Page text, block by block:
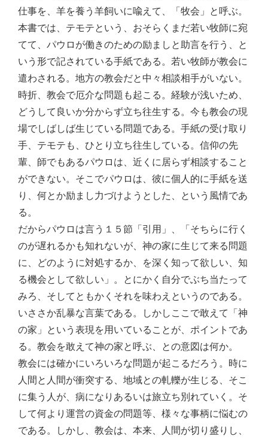
仕事を、羊を養う羊飼いに喩えて、「牧会」と呼ぶ。
本書では、テモテという、おそらくまだ若い牧師に宛
てて、パウロが働きのための励ましと助言を行う、と
いう形で記されている手紙である。若い牧師が教会に
遣わされる。地方の教会だと中々相談相手がいない。
時折、教会で厄介な問題も起こる。経験が浅いため、
どうして良いか分からず立ち往生する。今も教会の現
場でしばしば生じている問題である。手紙の受け取り
手、テモテも、ひとり立ち往生している。信仰の先
輩、師でもあるパウロは、近くに居らず相談すること
ができない。そこでパウロは、彼に個人的に手紙を送
り、何とか励まし力づけようとした、という風情であ
る。
だからパウロは言う１５節「引用」、「そちらに行く
のが遅れるかも知れないが、神の家に生じて来る問題
に、どのように対処するか、を深く知って欲しい、知
る機会として欲しい」。とにかく自分でぶち当たって
みろ、そしてともかくそれを味わえというのである。
いささか乱暴な言葉である。しかしここで敢えて「神
の家」という表現を用いていることが、ポイントであ
る。教会を敢えて神の家と呼ぶ、との意図は何か。
教会には確かにいろいろな問題が起こるだろう。時に
人間と人間が衝突する、地域との軋轢が生じる、そこ
に集う人が、病になりあるいは旅立ち別れていく。そ
して何より運営の資金の問題等、様々な事柄に悩むの
である。しかし、教会は、本来、人間が切り盛りし、